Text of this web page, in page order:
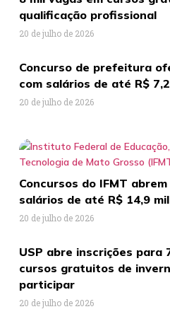
qualificação profissional
20 de julho de 2026
Concurso de prefeitura
com salários de até R$
20 de julho de 2026
Concursos do IFMT
salários de até R$ 14,9 mil
20 de julho de 2026
USP abre inscrições para
cursos gratuitos de
participar
20 de julho de 2026